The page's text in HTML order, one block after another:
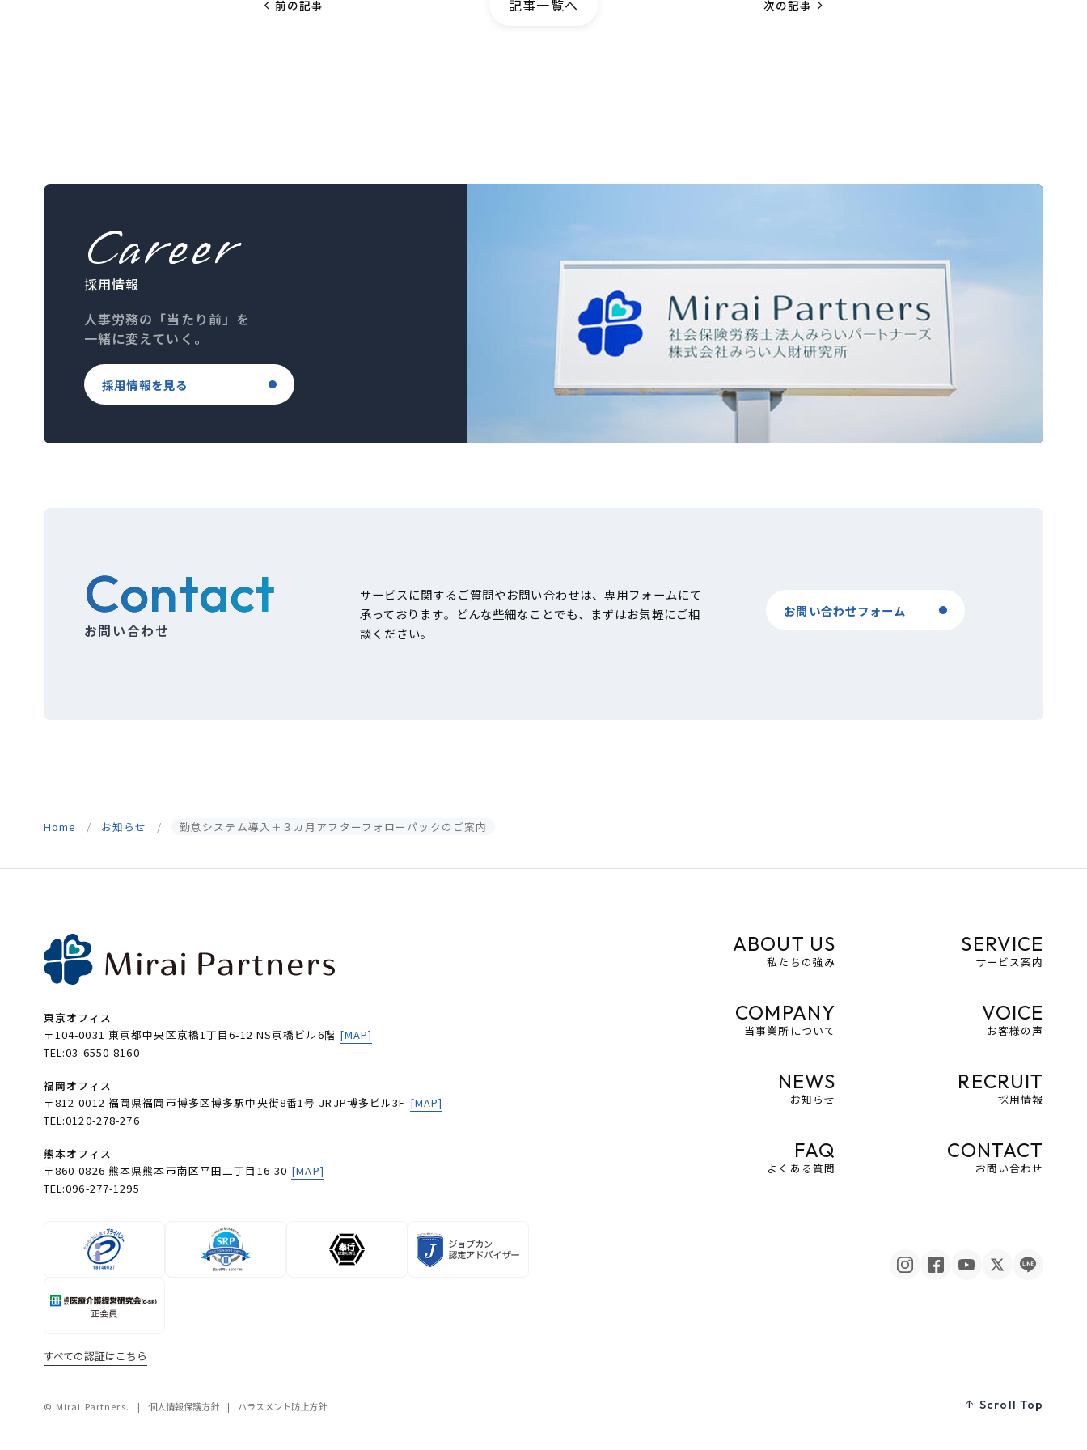
chevron_left 前の記事 記事一覧へ 次の記事 navigate_next
Career
採用情報
人事労務の「当たり前」を
一緒に変えていく。
採用情報を見る
Contact
お問い合わせ
サービスに関するご質問やお問い合わせは、専用フォームにて
承っております。どんな些細なことでも、まずはお気軽にご相
談ください。
お問い合わせフォーム
Home お知らせ 勤怠システム導入＋３カ月アフターフォローパックのご案内
Scroll Top
東京オフィス
〒104-0031 東京都中央区京橋1丁目6-12 NS京橋ビル6階 [MAP]
TEL:03-6550-8160
福岡オフィス
〒812-0012 福岡県福岡市博多区博多駅中央街8番1号 JRJP博多ビル3F [MAP]
TEL:0120-278-276
熊本オフィス
〒860-0826 熊本県熊本市南区平田二丁目16-30 [MAP]
TEL:096-277-1295
すべての認証はこちら
ABOUT US
私たちの強み
SERVICE
サービス案内
COMPANY
当事業所について
VOICE
お客様の声
NEWS
お知らせ
RECRUIT
採用情報
FAQ
よくある質問
CONTACT
お問い合わせ
© Mirai Partners. 個人情報保護方針 ハラスメント防止方針